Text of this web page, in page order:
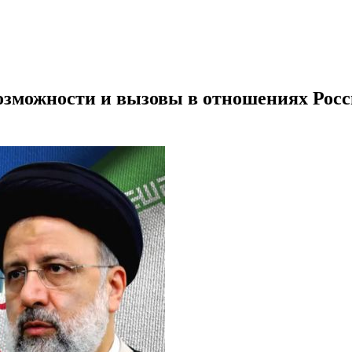
и вызовы в отношениях